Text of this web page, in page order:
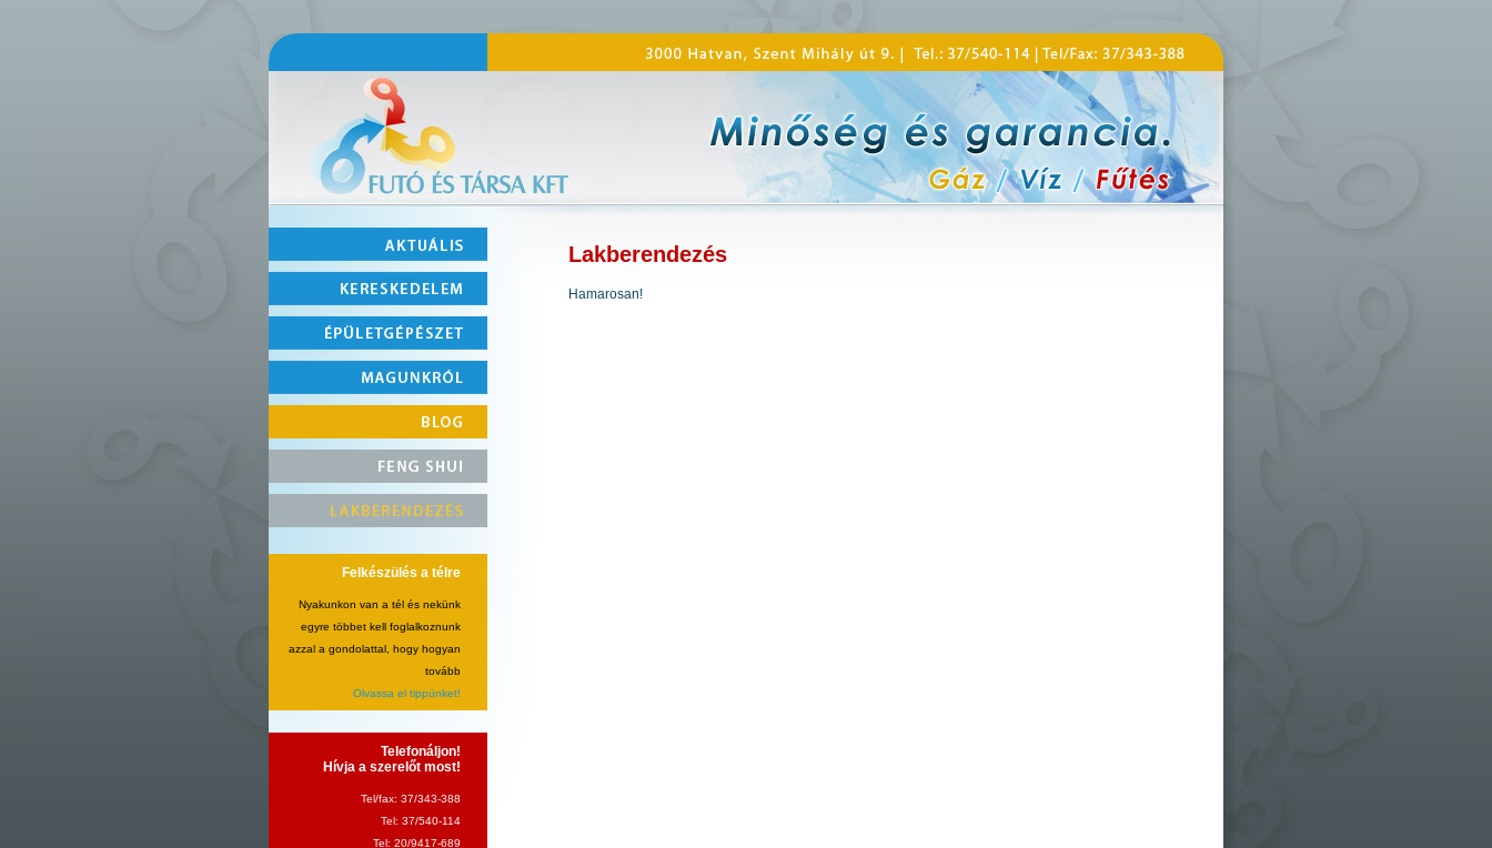
Felkészülés a télre
Nyakunkon van a tél és nekünk
egyre többet kell foglalkoznunk
azzal a gondolattal, hogy hogyan
tovább
Olvassa el tippünket!
Telefonáljon!
Hívja a szerelőt most!
Tel/fax: 37/343-388
Tel: 37/540-114
Tel: 20/9417-689
Lakberendezés
Hamarosan!